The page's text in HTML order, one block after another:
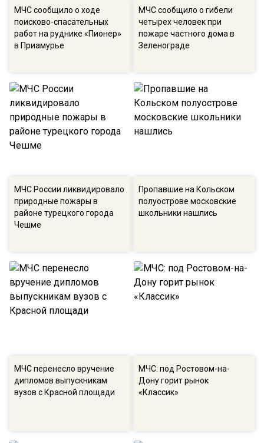
МЧС сообщило о ходе
поисково-спасательных
работ на руднике «Пионер»
в Приамурье
МЧС сообщило о гибели
четырех человек при
пожаре частного дома в
Зеленограде
МЧС России ликвидировало
природные пожары в
районе турецкого города
Чешме
Пропавшие на Кольском
полуострове московские
школьники нашлись
МЧС перенесло вручение
дипломов выпускникам
вузов с Красной площади
МЧС: под Ростовом-на-
Дону горит рынок
«Классик»